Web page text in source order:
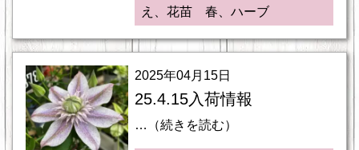
え、花苗 春、ハーブ
2025年04月15日
25.4.15入荷情報
…（続きを読む）